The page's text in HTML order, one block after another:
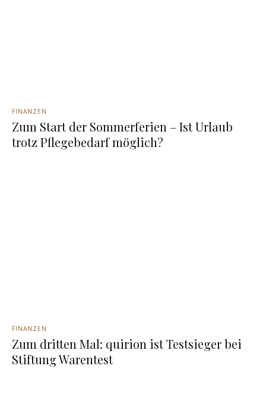
FINANZEN
Zum Start der Sommerferien – Ist Urlaub
trotz Pflegebedarf möglich?
FINANZEN
Zum dritten Mal: quirion ist Testsieger bei
Stiftung Warentest